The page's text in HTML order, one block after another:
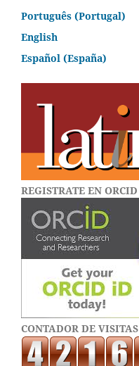
Português (Portugal)
English
Español (España)
REGISTRATE EN ORCID
CONTADOR DE VISITAS